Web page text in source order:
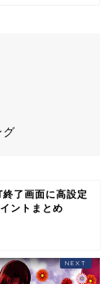
グ
了画面に高設定
ントまとめ